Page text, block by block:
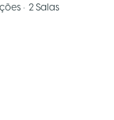
• 2 Salas